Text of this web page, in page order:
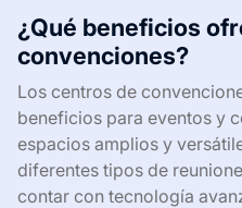
¿Qué beneficios
convenciones?
Los centros de
beneficios para eventos y
espacios amplios y
diferentes tipos de
contar con tecnología